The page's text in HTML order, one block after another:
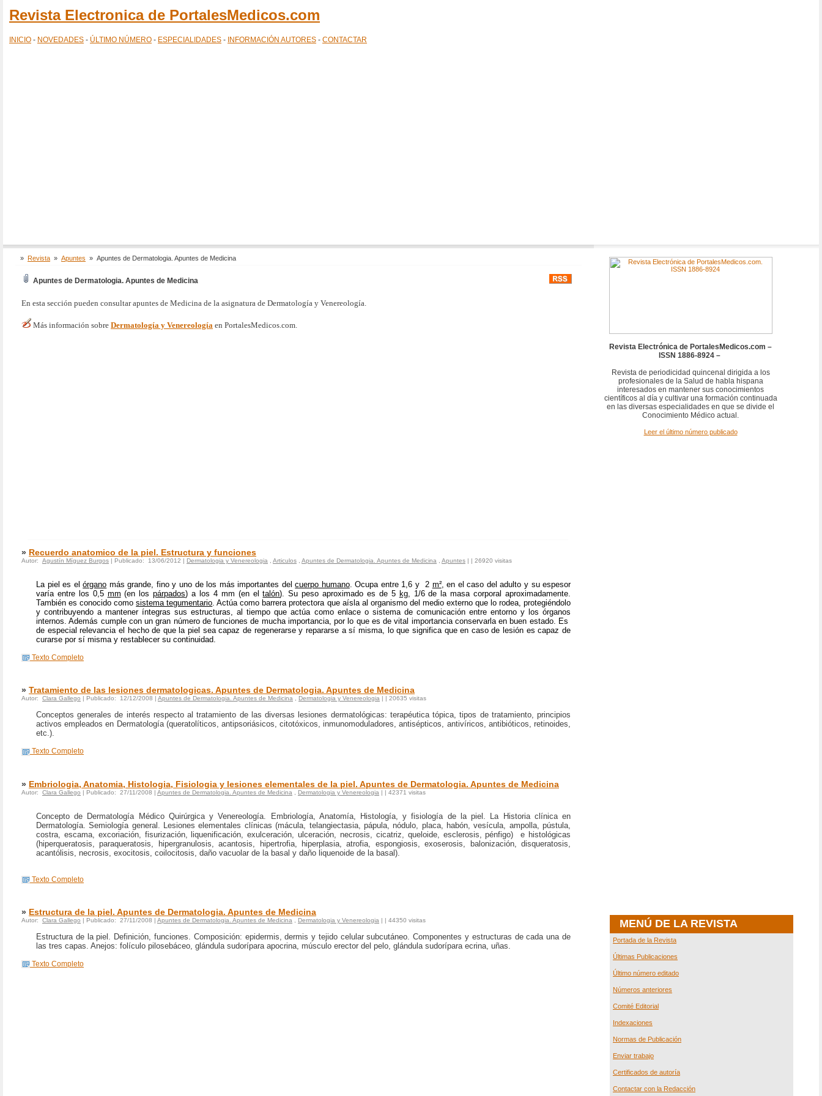
Revista Electronica de PortalesMedicos.com
INICIO - NOVEDADES - ÚLTIMO NÚMERO - ESPECIALIDADES - INFORMACIÓN AUTORES - CONTACTAR
» Revista » Apuntes » Apuntes de Dermatologia. Apuntes de Medicina
Apuntes de Dermatologia. Apuntes de Medicina
En esta sección pueden consultar apuntes de Medicina de la asignatura de Dermatología y Venereología.
Más información sobre Dermatología y Venereología en PortalesMedicos.com.
» Recuerdo anatomico de la piel. Estructura y funciones
Autor: Agustín Míguez Burgos | Publicado: 13/06/2012 | Dermatologia y Venereologia Articulos Apuntes de Dermatologia. Apuntes de Medicina Apuntes | | 26920 visitas
La piel es elórgano más grande, fino y uno de los más importantes delcuerpo humano. Ocupa entre 1,6 y 2 m², en el caso del adulto y su espesor
varía entre los 0,5 mm (en lospárpados) a los 4 mm (en eltalón). Su peso aproximado es de 5 kg, 1/6 de la masa corporal aproximadamente.
También es conocido comosistema tegumentario. Actúa como barrera protectora que aísla al organismo del medio externo que lo rodea, protegiéndolo
y contribuyendo a mantener íntegras sus estructuras, al tiempo que actúa como enlace o sistema de comunicación entre entorno y los órganos
internos. Además cumple con un gran número de funciones de mucha importancia, por lo que es de vital importancia conservarla en buen estado. Es
de especial relevancia el hecho de que la piel sea capaz de regenerarse y repararse a sí misma, lo que significa que en caso de lesión es capaz de
curarse por sí misma y restablecer su continuidad.
Texto Completo
» Tratamiento de las lesiones dermatologicas. Apuntes de Dermatologia. Apuntes de Medicina
Autor: Clara Gallego | Publicado: 12/12/2008 | Apuntes de Dermatologia. Apuntes de Medicina , Dermatologia y Venereologia | | 20635 visitas
Conceptos generales de interés respecto al tratamiento de las diversas lesiones dermatológicas: terapéutica tópica, tipos de tratamiento, principios
activos empleados en Dermatología (queratolíticos, antipsoriásicos, citotóxicos, inmunomoduladores, antisépticos, antivíricos, antibióticos, retinoides,
etc.).
Texto Completo
» Embriologia, Anatomia, Histologia, Fisiologia y lesiones elementales de la piel. Apuntes de Dermatologia. Apuntes de Medicina
Autor: Clara Gallego | Publicado: 27/11/2008 | Apuntes de Dermatologia. Apuntes de Medicina Dermatologia y Venereologia | | 42371 visitas
Concepto de Dermatología Médico Quirúrgica y Venereología. Embriología, Anatomía, Histología, y fisiología de la piel. La Historia clínica en
Dermatología. Semiología general. Lesiones elementales clínicas (mácula, telangiectasia, pápula, nódulo, placa, habón, vesícula, ampolla, pústula,
costra, escama, excoriación, fisurización, liquenificación, exulceración, ulceración, necrosis, cicatriz, queloide, esclerosis, pénfigo) e histológicas
(hiperqueratosis, paraqueratosis, hipergranulosis, acantosis, hipertrofia, hiperplasia, atrofia, espongiosis, exoserosis, balonización, disqueratosis,
acantólisis, necrosis, exocitosis, coilocitosis, daño vacuolar de la basal y daño liquenoide de la basal).
Texto Completo
» Estructura de la piel. Apuntes de Dermatologia. Apuntes de Medicina
Autor: Clara Gallego | Publicado: 27/11/2008 | Apuntes de Dermatologia. Apuntes de Medicina Dermatologia y Venereologia | | 44350 visitas
Estructura de la piel. Definición, funciones. Composición: epidermis, dermis y tejido celular subcutáneo. Componentes y estructuras de cada una de
las tres capas. Anejos: folículo pilosebáceo, glándula sudorípara apocrina, músculo erector del pelo, glándula sudorípara ecrina, uñas.
Texto Completo
Revista Electrónica de PortalesMedicos.com –
ISSN 1886-8924 –
Revista de periodicidad quincenal dirigida a los
profesionales de la Salud de habla hispana
interesados en mantener sus conocimientos
científicos al día y cultivar una formación continuada
en las diversas especialidades en que se divide el
Conocimiento Médico actual.
Leer el último número publicado
MENÚ DE LA REVISTA
Portada de la Revista
Últimas Publicaciones
Último número editado
Números anteriores
Comité Editorial
Indexaciones
Normas de Publicación
Enviar trabajo
Certificados de autoría
Contactar con la Redacción